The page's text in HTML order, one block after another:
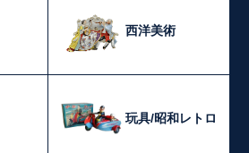
西洋美術
玩具/昭和レトロ